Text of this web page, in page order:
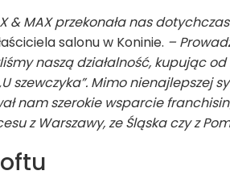
& MAX przekonała nas
salonu w Koninie. –
naszą działalność, kupując
szewczyka”. Mimo nienajlepszej
nam szerokie wsparcie
z Warszawy, ze Śląska czy z